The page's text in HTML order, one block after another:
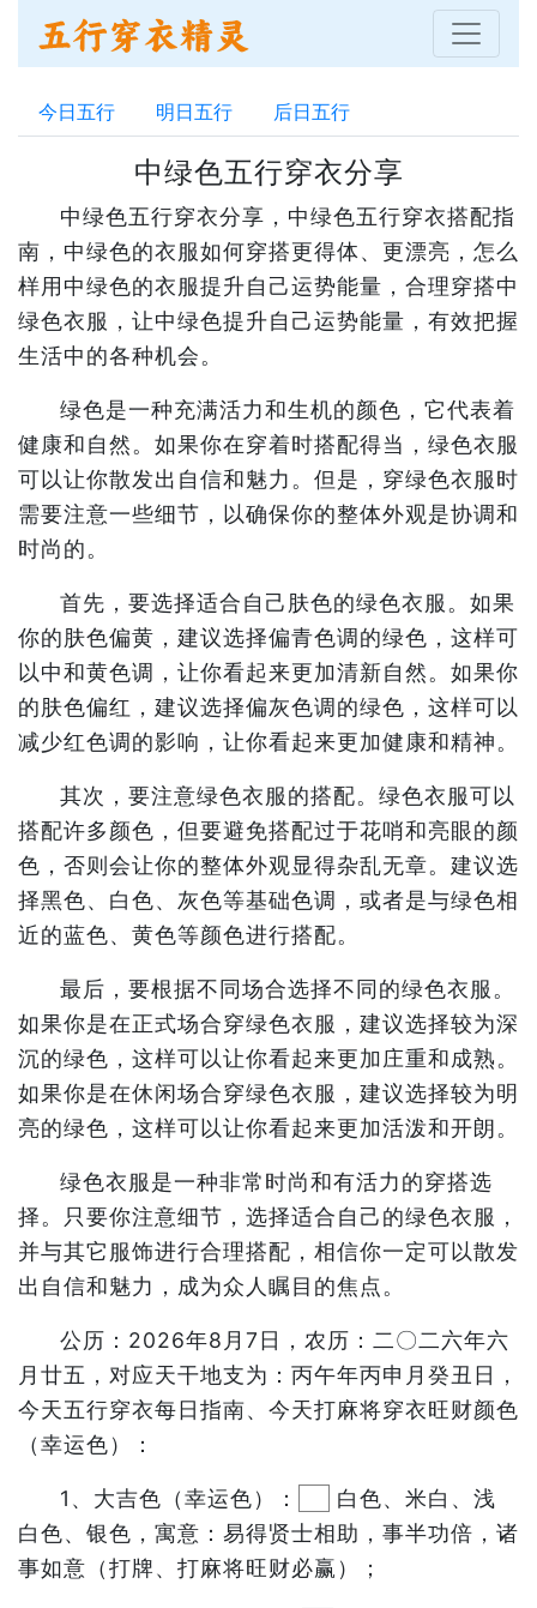
今日五行 明日五行 后日五行
中绿色五行穿衣分享
中绿色五行穿衣分享，中绿色五行穿衣搭配指
南，中绿色的衣服如何穿搭更得体、更漂亮，怎么
样用中绿色的衣服提升自己运势能量，合理穿搭中
绿色衣服，让中绿色提升自己运势能量，有效把握
生活中的各种机会。
绿色是一种充满活力和生机的颜色，它代表着
健康和自然。如果你在穿着时搭配得当，绿色衣服
可以让你散发出自信和魅力。但是，穿绿色衣服时
需要注意一些细节，以确保你的整体外观是协调和
时尚的。
首先，要选择适合自己肤色的绿色衣服。如果
你的肤色偏黄，建议选择偏青色调的绿色，这样可
以中和黄色调，让你看起来更加清新自然。如果你
的肤色偏红，建议选择偏灰色调的绿色，这样可以
减少红色调的影响，让你看起来更加健康和精神。
其次，要注意绿色衣服的搭配。绿色衣服可以
搭配许多颜色，但要避免搭配过于花哨和亮眼的颜
色，否则会让你的整体外观显得杂乱无章。建议选
择黑色、白色、灰色等基础色调，或者是与绿色相
近的蓝色、黄色等颜色进行搭配。
最后，要根据不同场合选择不同的绿色衣服。
如果你是在正式场合穿绿色衣服，建议选择较为深
沉的绿色，这样可以让你看起来更加庄重和成熟。
如果你是在休闲场合穿绿色衣服，建议选择较为明
亮的绿色，这样可以让你看起来更加活泼和开朗。
绿色衣服是一种非常时尚和有活力的穿搭选
择。只要你注意细节，选择适合自己的绿色衣服，
并与其它服饰进行合理搭配，相信你一定可以散发
出自信和魅力，成为众人瞩目的焦点。
公历：2026年8月7日，农历：二〇二六年六
月廿五，对应天干地支为：丙午年丙申月癸丑日，
今天五行穿衣每日指南、今天打麻将穿衣旺财颜色
（幸运色）：
1、大吉色（幸运色）：
白色、米白、浅
白色、银色，寓意：易得贤士相助，事半功倍，诸
事如意（打牌、打麻将旺财必赢）；